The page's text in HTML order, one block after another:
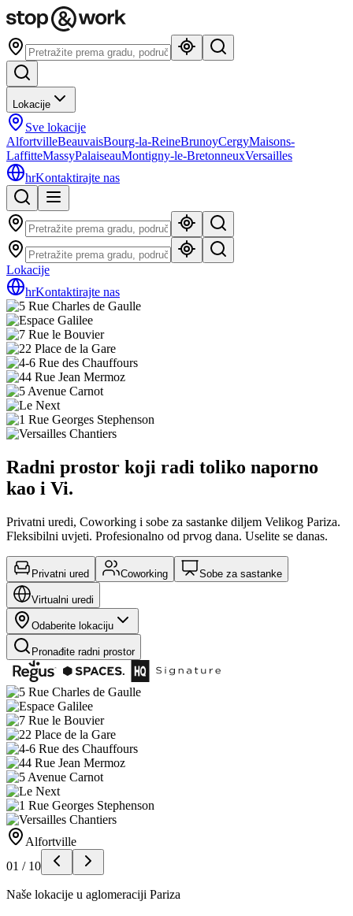
Lokacije
Sve lokacije
AlfortvilleBeauvaisBourg-la-ReineBrunoyCergyMaisons-
LaffitteMassyPalaiseauMontigny-le-BretonneuxVersailles
hrKontaktirajte nas
Lokacije
hrKontaktirajte nas
Radni prostor koji radi toliko naporno
kao i Vi.
Privatni uredi, Coworking i sobe za sastanke diljem Velikog Pariza.
Fleksibilni uvjeti. Profesionalno od prvog dana. Uselite se danas.
Privatni ured Coworking Sobe za sastanke
Virtualni uredi
Odaberite lokaciju
Pronađite radni prostor
Alfortville
01 / 10
Naše lokacije u aglomeraciji Pariza